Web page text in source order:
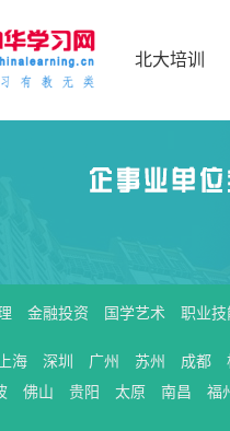
北大培训
金融投资 国学艺术 职业技
上海 深圳 广州 苏州 成都
佛山 贵阳 太原 南昌 福